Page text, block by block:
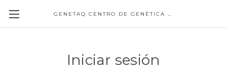
GENETAQ CENTRO DE GENÉTICA MOLECULAR
Iniciar sesión